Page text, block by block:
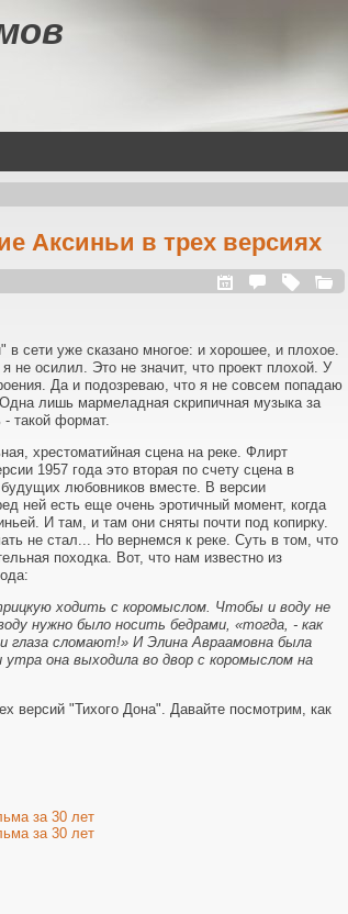
Аксиньи в трех версиях
сети уже сказано многое: и хорошее, и плохое.
не осилил. Это не значит, что проект плохой. У
Да и подозреваю, что я не совсем попадаю
лишь мармеладная скрипичная музыка за
такой формат.
хрестоматийная сцена на реке. Флирт
1957 года это вторая по счету сцена в
любовников вместе. В версии
ней есть еще очень эротичный момент, когда
И там, и там они сняты почти под копирку.
не стал... Но вернемся к реке. Суть в том, что
походка. Вот, что нам известно из
ходить с коромыслом. Чтобы и воду не
нужно было носить бедрами, «тогда, - как
глаза сломают!» И Элина Авраамовна была
она выходила во двор с коромыслом на
версий "Тихого Дона". Давайте посмотрим, как
за 30 лет
за 30 лет